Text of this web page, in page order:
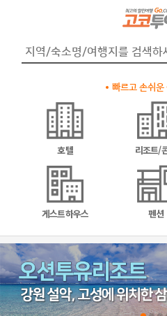
빠르고 손쉬운
호텔 리조트/
게스트하우스 펜션